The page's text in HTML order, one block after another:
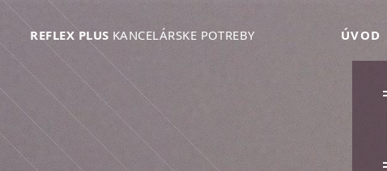
REFLEX PLUS KANCELÁRSKE POTREBY ÚVOD